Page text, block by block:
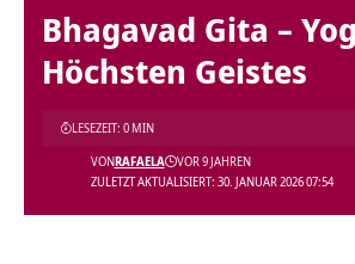
Bhagavad Gita –
Höchsten Geistes
ZULETZT AKTUALISIERT: 30. JANUAR 2026 07:54
VONRAFAELA VOR 9 JAHREN
LESEZEIT: 0 MIN